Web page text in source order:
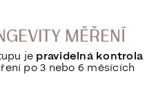
MĚŘENÍ
je pravidelná kontrola
po 3 nebo 6 měsících